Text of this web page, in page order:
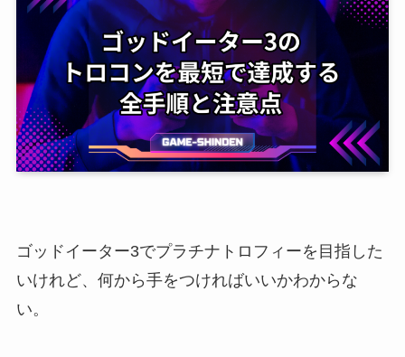
ゴッドイーター3でプラチナトロフィーを目指した
いけれど、何から手をつければいいかわからな
い。